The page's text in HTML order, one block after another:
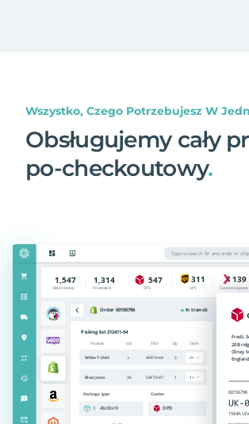
Wszystko, Czego Potrzebujesz W
Obsługujemy cały
po-checkoutowy.